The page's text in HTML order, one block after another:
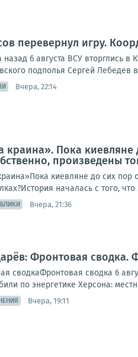
перевернул игру.
назад 6 августа ВСУ вторглись
подполья Сергей Лебедев
Вчера, 22:14
краина». Пока киевляне
произведены
киевляне до сих пор
началась с того,
Вчера, 21:36
Фронтовая сводка.
сводкаФронтовая сводка 6
по энергетике Херсона:
Вчера, 19:11